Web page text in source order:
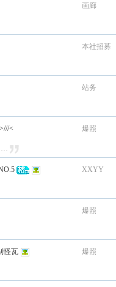
画廊
本社招募
站务
< 爆照
XXYY
爆照
怪瓦 爆照